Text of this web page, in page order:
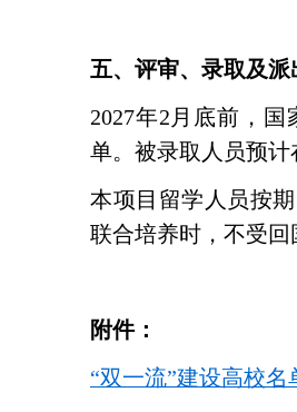
五、评审、录取及派
2027年2月底前，
单。被录取人员预计
本项目留学人员按
联合培养时，不受
附件：
“双一流”建设高校名